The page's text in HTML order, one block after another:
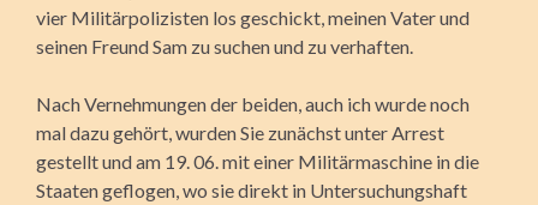
vier Militärpolizisten los geschickt, meinen Vater und
seinen Freund Sam zu suchen und zu verhaften.
Nach Vernehmungen der beiden, auch ich wurde noch
mal dazu gehört, wurden Sie zunächst unter Arrest
gestellt und am 19. 06. mit einer Militärmaschine in die
Staaten geflogen, wo sie direkt in Untersuchungshaft